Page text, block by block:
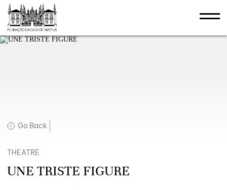
Go Back
THEATRE
UNE TRISTE FIGURE